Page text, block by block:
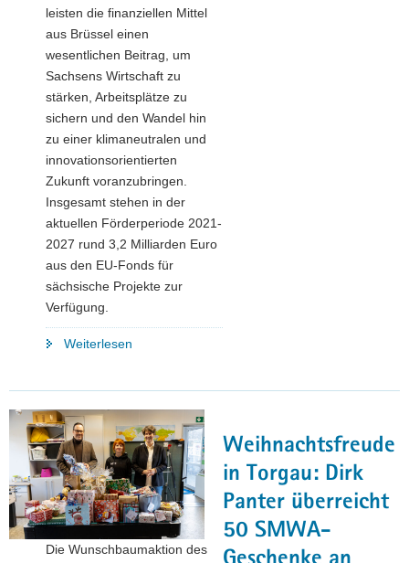
leisten die finanziellen Mittel
aus Brüssel einen
wesentlichen Beitrag, um
Sachsens Wirtschaft zu
stärken, Arbeitsplätze zu
sichern und den Wandel hin
zu einer klimaneutralen und
innovationsorientierten
Zukunft voranzubringen.
Insgesamt stehen in der
aktuellen Förderperiode 2021-
2027 rund 3,2 Milliarden Euro
aus den EU-Fonds für
sächsische Projekte zur
Verfügung.
Weiterlesen
Sachsens
Zukunft:
EU-
Förderprogramme
ziehen
Zwischenbilanz "
Weihnachtsfreude
in Torgau: Dirk
Panter überreicht
50 SMWA-
Die Wunschbaumaktion des